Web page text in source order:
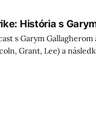
História s
s Garym
Grant, Lee) a
hlavnú príčinu a